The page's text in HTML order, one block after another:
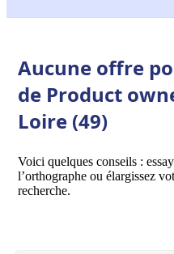
Aucune offre
de Product
Loire (49)
Voici quelques conseils :
l’orthographe ou élargissez
recherche.